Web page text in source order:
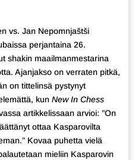
vs. Jan Nepomnjaštši
perjantaina 26.
shakin maailmanmestarina
Ajanjakso on verraten pitkä,
on tittelinsä pystynyt
kun New In Chess
artikkelissaan arvioi: ”On
ottaa Kasparovilta
Kovaa puhetta vielä
mieliin Kasparovin